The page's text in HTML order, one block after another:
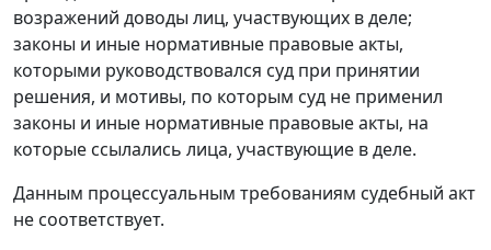
возражений доводы лиц, участвующих в деле;
законы и иные нормативные правовые акты,
которыми руководствовался суд при принятии
решения, и мотивы, по которым суд не применил
законы и иные нормативные правовые акты, на
которые ссылались лица, участвующие в деле.
Данным процессуальным требованиям судебный акт
не соответствует.